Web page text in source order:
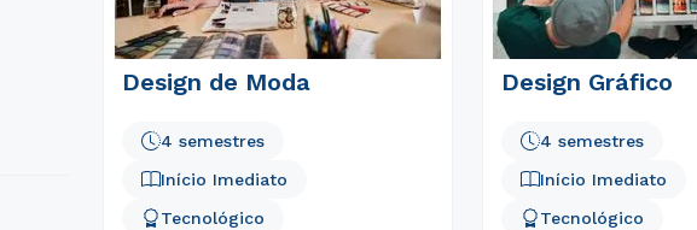
Design de Moda
4 semestres
Início Imediato
Tecnológico
Design Gráfico
Início Imediato
Tecnológico
4 semestres